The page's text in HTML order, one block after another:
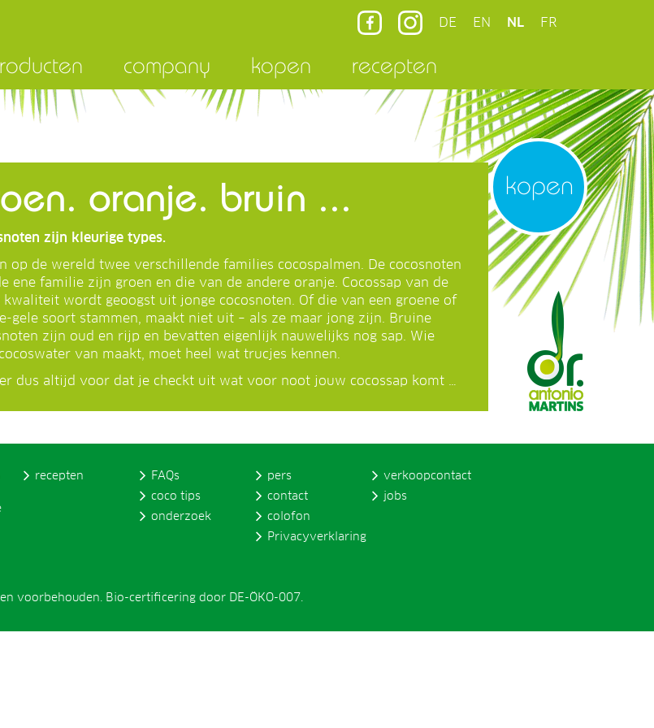
DE EN NL FR
company kopen recepten
kopen
oranje. bruin ...
zijn kleurige types.
op de wereld twee verschillende families cocospalmen. De cocosnoten
ene familie zijn groen en die van de andere oranje. Cocossap van de
kwaliteit wordt geoogst uit jonge cocosnoten. Of die van een groene of
gele soort stammen, maakt niet uit – als ze maar jong zijn. Bruine
zijn oud en rijp en bevatten eigenlijk nauwelijks nog sap. Wie
van maakt, moet heel wat trucjes kennen.
dus altijd voor dat je checkt uit wat voor noot jouw cocossap komt …
recepten
FAQs
coco tips
onderzoek
pers
contact
colofon
Privacyverklaring
verkoopcontact
jobs
voorbehouden. Bio-certificering door DE-ÖKO-007.